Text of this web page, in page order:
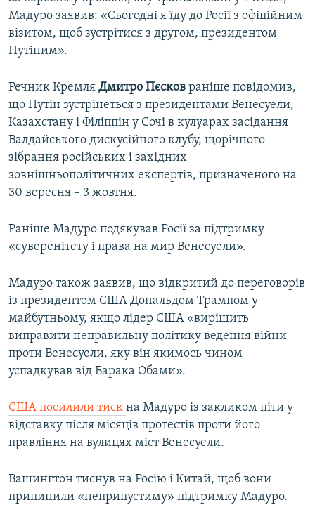
Мадуро заявив: «Сьогодні я їду до Росії з офіційним
візитом, щоб зустрітися з другом, президентом
Путіним».
Речник Кремля Дмитро Пєсков раніше повідомив,
що Путін зустрінеться з президентами Венесуели,
Казахстану і Філіппін у Сочі в кулуарах засідання
Валдайського дискусійного клубу, щорічного
зібрання російських і західних
зовнішньополітичних експертів, призначеного на
30 вересня – 3 жовтня.
Раніше Мадуро подякував Росії за підтримку
«суверенітету і права на мир Венесуели».
Мадуро також заявив, що відкритий до переговорів
із президентом США Дональдом Трампом у
майбутньому, якщо лідер США «вирішить
виправити неправильну політику ведення війни
проти Венесуели, яку він якимось чином
успадкував від Барака Обами».
США посилили тиск на Мадуро із закликом піти у
відставку після місяців протестів проти його
правління на вулицях міст Венесуели.
Вашингтон тиснув на Росію і Китай, щоб вони
припинили «неприпустиму» підтримку Мадуро.